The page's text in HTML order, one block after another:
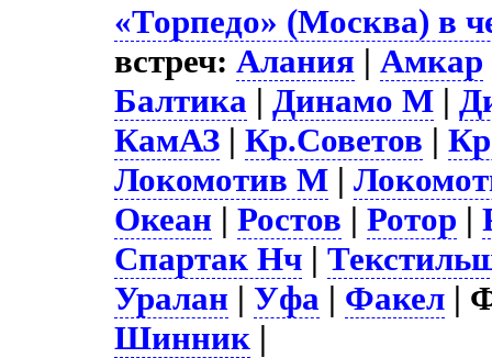
«Торпедо» (Москва) в
встреч:Алания |Амкар
Балтика |Динамо М |
КамАЗ |Кр.Советов |
Локомотив М |
Океан |Ростов |Ротор |
Спартак Нч |
Уралан |Уфа | Факел |
Шинник |